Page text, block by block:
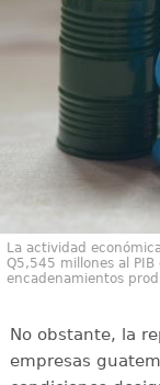
La actividad
Q5,545 millones al
encadenamientos
No obstante, la
empresas